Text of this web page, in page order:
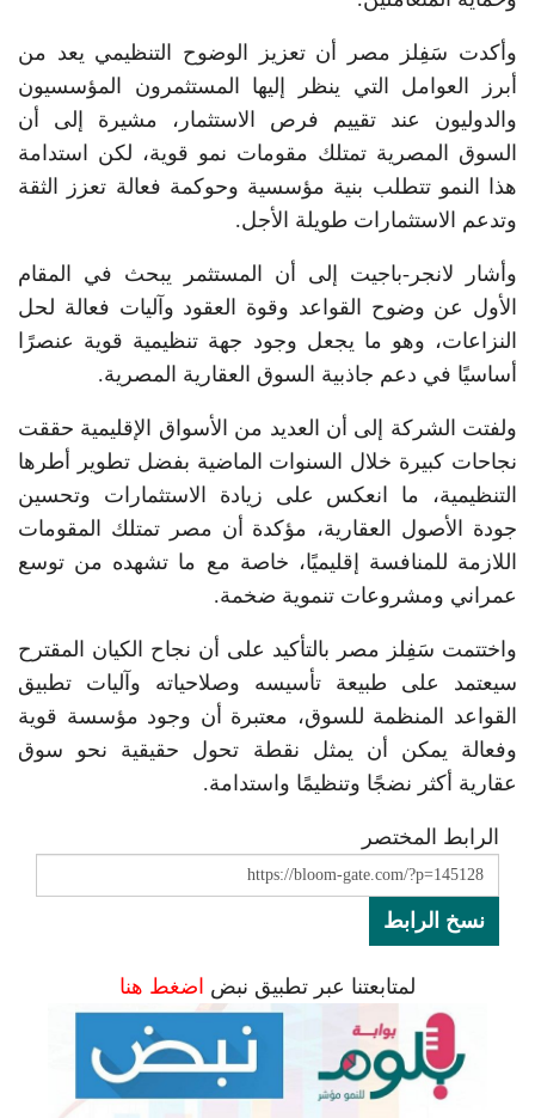
وأكدت سَفِلز مصر أن تعزيز الوضوح التنظيمي يعد من
أبرز العوامل التي ينظر إليها المستثمرون المؤسسيون
والدوليون عند تقييم فرص الاستثمار، مشيرة إلى أن
السوق المصرية تمتلك مقومات نمو قوية، لكن استدامة
هذا النمو تتطلب بنية مؤسسية وحوكمة فعالة تعزز الثقة
وتدعم الاستثمارات طويلة الأجل.
وأشار لانجر-باجيت إلى أن المستثمر يبحث في المقام
الأول عن وضوح القواعد وقوة العقود وآليات فعالة لحل
النزاعات، وهو ما يجعل وجود جهة تنظيمية قوية عنصرًا
أساسيًا في دعم جاذبية السوق العقارية المصرية.
ولفتت الشركة إلى أن العديد من الأسواق الإقليمية حققت
نجاحات كبيرة خلال السنوات الماضية بفضل تطوير أطرها
التنظيمية، ما انعكس على زيادة الاستثمارات وتحسين
جودة الأصول العقارية، مؤكدة أن مصر تمتلك المقومات
اللازمة للمنافسة إقليميًا، خاصة مع ما تشهده من توسع
عمراني ومشروعات تنموية ضخمة.
واختتمت سَفِلز مصر بالتأكيد على أن نجاح الكيان المقترح
سيعتمد على طبيعة تأسيسه وصلاحياته وآليات تطبيق
القواعد المنظمة للسوق، معتبرة أن وجود مؤسسة قوية
وفعالة يمكن أن يمثل نقطة تحول حقيقية نحو سوق
عقارية أكثر نضجًا وتنظيمًا واستدامة.
الرابط المختصر
نسخ الرابط
لمتابعتنا عبر تطبيق نبض اضغط هنا